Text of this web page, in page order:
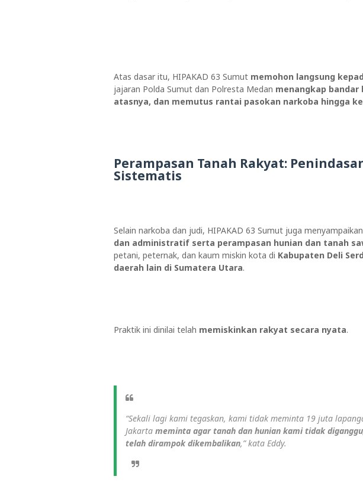
Atas dasar itu, HIPAKAD 63 Sumut memohon langsung
jajaran Polda Sumut dan Polresta Medan menangkap bandar
atasnya, dan memutus rantai pasokan narkoba hingga
Perampasan Tanah Rakyat:
Sistematis
Selain narkoba dan judi, HIPAKAD 63 Sumut juga
dan administratif serta perampasan hunian dan tanah
petani, peternak, dan kaum miskin kota di Kabupaten Deli
daerah lain di Sumatera Utara.
Praktik ini dinilai telah memiskinkan rakyat secara nyata.
“Sekali lagi kami tegaskan, kami tidak meminta 19 juta
Jakarta meminta agar tanah dan hunian kami tidak
telah dirampok dikembalikan,” kata Eddy.